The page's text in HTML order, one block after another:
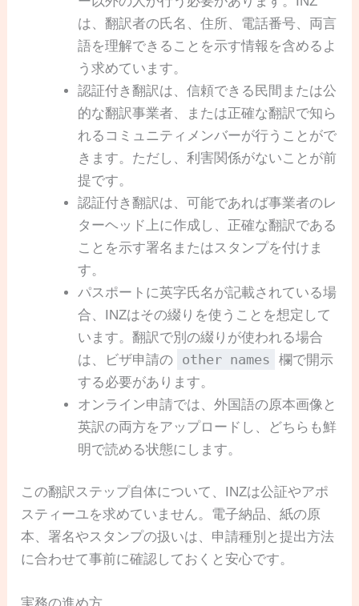
は、翻訳者の氏名、住所、電話番号、両言
語を理解できることを示す情報を含めるよ
う求めています。
認証付き翻訳は、信頼できる民間または公
的な翻訳事業者、または正確な翻訳で知ら
れるコミュニティメンバーが行うことがで
きます。ただし、利害関係がないことが前
提です。
認証付き翻訳は、可能であれば事業者のレ
ターヘッド上に作成し、正確な翻訳である
ことを示す署名またはスタンプを付けま
す。
パスポートに英字氏名が記載されている場
合、INZはその綴りを使うことを想定して
います。翻訳で別の綴りが使われる場合
は、ビザ申請の
other names
欄で開示
する必要があります。
オンライン申請では、外国語の原本画像と
英訳の両方をアップロードし、どちらも鮮
明で読める状態にします。
この翻訳ステップ自体について、INZは公証やアポ
スティーユを求めていません。電子納品、紙の原
本、署名やスタンプの扱いは、申請種別と提出方法
に合わせて事前に確認しておくと安心です。